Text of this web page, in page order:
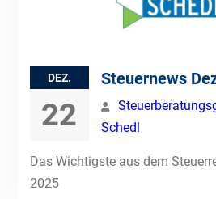
DEZ.
22
Steuernews
Schedl
Das Wichtigste aus dem
2025